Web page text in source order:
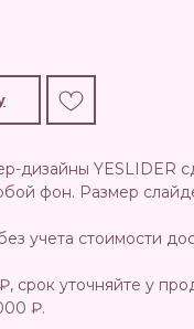
дизайны YESLIDER
фон. Размер
учета стоимости
срок уточняйте у
₽.